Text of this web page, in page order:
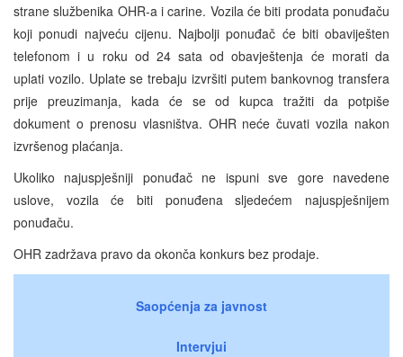
strane službenika OHR-a i carine. Vozila će biti prodata ponuđaču
koji ponudi najveću cijenu. Najbolji ponuđač će biti obaviješten
telefonom i u roku od 24 sata od obavještenja će morati da
uplati vozilo. Uplate se trebaju izvršiti putem bankovnog transfera
prije preuzimanja, kada će se od kupca tražiti da potpiše
dokument o prenosu vlasništva. OHR neće čuvati vozila nakon
izvršenog plaćanja.
Ukoliko najuspješniji ponuđač ne ispuni sve gore navedene
uslove, vozila će biti ponuđena sljedećem najuspješnijem
ponuđaču.
OHR zadržava pravo da okonča konkurs bez prodaje.
Saopćenja za javnost
Intervjui